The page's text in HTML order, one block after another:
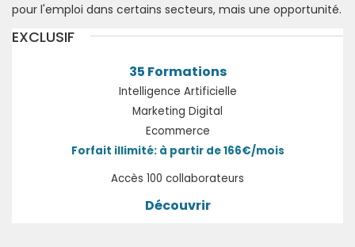
pour l'emploi dans certains secteurs, mais une opportunité.
EXCLUSIF
35 Formations
Intelligence Artificielle
Marketing Digital
Ecommerce
Forfait illimité: à partir de 166€/mois
Accès 100 collaborateurs
Découvrir